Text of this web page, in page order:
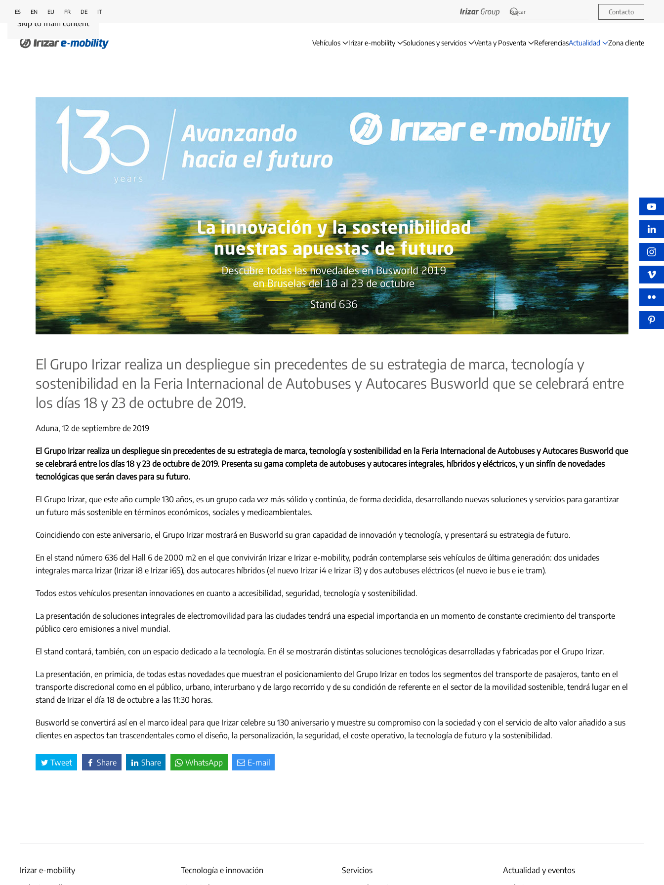
Skip to main content
ES EN EU FR DE IT Contacto
Vehículos Irizar e-mobility Soluciones y servicios Venta y Posventa ReferenciasActualidad Zona cliente
El Grupo Irizar realiza un despliegue sin precedentes de su estrategia de marca, tecnología y
sostenibilidad en la Feria Internacional de Autobuses y Autocares Busworld que se celebrará entre
los días 18 y 23 de octubre de 2019.
Aduna, 12 de septiembre de 2019
El Grupo Irizar realiza un despliegue sin precedentes de su estrategia de marca, tecnología y sostenibilidad en la Feria Internacional de Autobuses y Autocares Busworld que
se celebrará entre los días 18 y 23 de octubre de 2019. Presenta su gama completa de autobuses y autocares integrales, híbridos y eléctricos, y un sinfín de novedades
tecnol ógicas que serán claves para su futuro.
El Grupo Irizar, que este año cumple 130 años, es un grupo cada vez más sólido y continúa, de forma decidida, desarrollando nuevas soluciones y servicios para garantizar
un futuro más sostenible en términos económicos, sociales y medioambientales.
Coincidiendo con este aniversario, el Grupo Irizar mostrará en Busworld su gran capacidad de innovación y tecnología, y presentará su estrategia de futuro.
En el stand número 636 del Hall 6 de 2000 m2 en el que convivirán Irizar e Irizar e-mobility, podrán contemplarse seis vehículos de última generación: dos unidades
integrales marca Irizar (Irizar i8 e Irizar i6S), dos autocares híbridos (el nuevo Irizar i4 e Irizar i3) y dos autobuses eléctricos (el nuevo ie bus e ie tram).
Todos estos vehículos presentan innovaciones en cuanto a accesibilidad, seguridad, tecnología y sostenibilidad.
La presentación de soluciones integrales de electromovilidad para las ciudades tendrá una especial importancia en un momento de constante crecimiento del transporte
público cero emisiones a nivel mundial.
El stand contará, también, con un espacio dedicado a la tecnología. En él se mostrarán distintas soluciones tecnológicas desarrolladas y fabricadas por el Grupo Irizar.
La presentación, en primicia, de todas estas novedades que muestran el posicionamiento del Grupo Irizar en todos los segmentos del transporte de pasajeros, tanto en el
transporte discrecional como en el público, urbano, interurbano y de largo recorrido y de su condición de referente en el sector de la movilidad sostenible, tendrá lugar en el
stand de Irizar el día 18 de octubre a las 11:30 horas.
Busworld se convertirá así en el marco ideal para que Irizar celebre su 130 aniversario y muestre su compromiso con la sociedad y con el servicio de alto valor añadido a sus
clientes en aspectos tan trascendentales como el diseño, la personalización, la seguridad, el coste operativo, la tecnología de futuro y la sostenibilidad.
Tweet Share Share WhatsApp E-mail
Irizar e-mobility
Tecnología e innovación
Servicios
Actualidad y eventos